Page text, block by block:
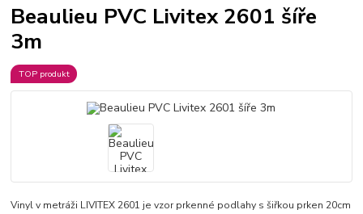
Beaulieu PVC Livitex 2601 šíře
3m
TOP produkt
Vinyl v metráži LIVITEX 2601 je vzor prkenné podlahy s šiřkou prken 20cm